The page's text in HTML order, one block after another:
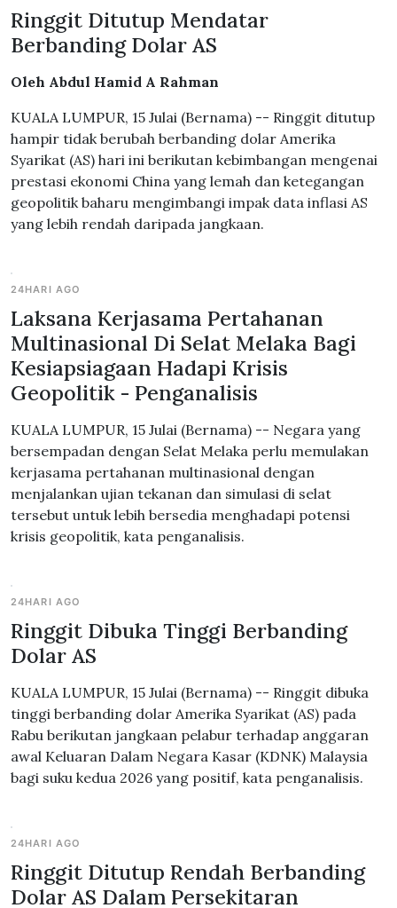
Ringgit Ditutup Mendatar
Berbanding Dolar AS
Oleh Abdul Hamid A Rahman
KUALA LUMPUR, 15 Julai (Bernama) -- Ringgit ditutup
hampir tidak berubah berbanding dolar Amerika
Syarikat (AS) hari ini berikutan kebimbangan mengenai
prestasi ekonomi China yang lemah dan ketegangan
geopolitik baharu mengimbangi impak data inflasi AS
yang lebih rendah daripada jangkaan.
24HARI AGO
Laksana Kerjasama Pertahanan
Multinasional Di Selat Melaka Bagi
Kesiapsiagaan Hadapi Krisis
Geopolitik - Penganalisis
KUALA LUMPUR, 15 Julai (Bernama) -- Negara yang
bersempadan dengan Selat Melaka perlu memulakan
kerjasama pertahanan multinasional dengan
menjalankan ujian tekanan dan simulasi di selat
tersebut untuk lebih bersedia menghadapi potensi
krisis geopolitik, kata penganalisis.
24HARI AGO
Ringgit Dibuka Tinggi Berbanding
Dolar AS
KUALA LUMPUR, 15 Julai (Bernama) -- Ringgit dibuka
tinggi berbanding dolar Amerika Syarikat (AS) pada
Rabu berikutan jangkaan pelabur terhadap anggaran
awal Keluaran Dalam Negara Kasar (KDNK) Malaysia
bagi suku kedua 2026 yang positif, kata penganalisis.
24HARI AGO
Ringgit Ditutup Rendah Berbanding
Dolar AS Dalam Persekitaran